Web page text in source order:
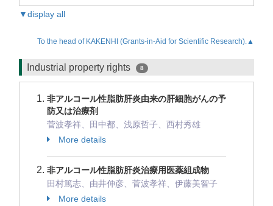
▼display all
To the head of KAKENHI (Grants-in-Aid for Scientific Research).▲
Industrial property rights 8
非アルコール性脂肪肝炎由来の肝細胞がんの予
防又は治療剤
菅波孝祥、田中都、浅原哲子、西村秀雄
More details
非アルコール性脂肪肝炎治療用医薬組成物
田村篤志、由井伸彦、菅波孝祥、伊藤美智子
More details